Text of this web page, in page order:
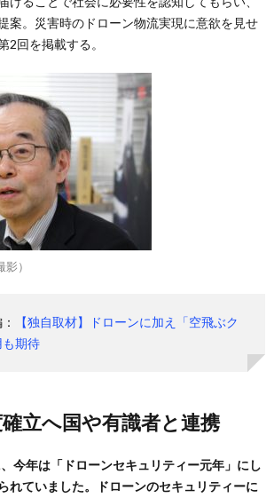
案。災害時のドローン物流実現に意欲を見せ
2回を掲載する。
）
【独自取材】ドローンに加え「空飛ぶク
も期待
確立へ国や有識者と連携
年は「ドローンセキュリティー元年」にし
れていました。ドローンのセキュリティーに